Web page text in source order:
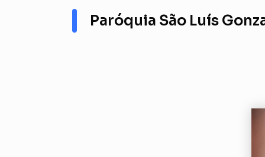
Paróquia São Luís